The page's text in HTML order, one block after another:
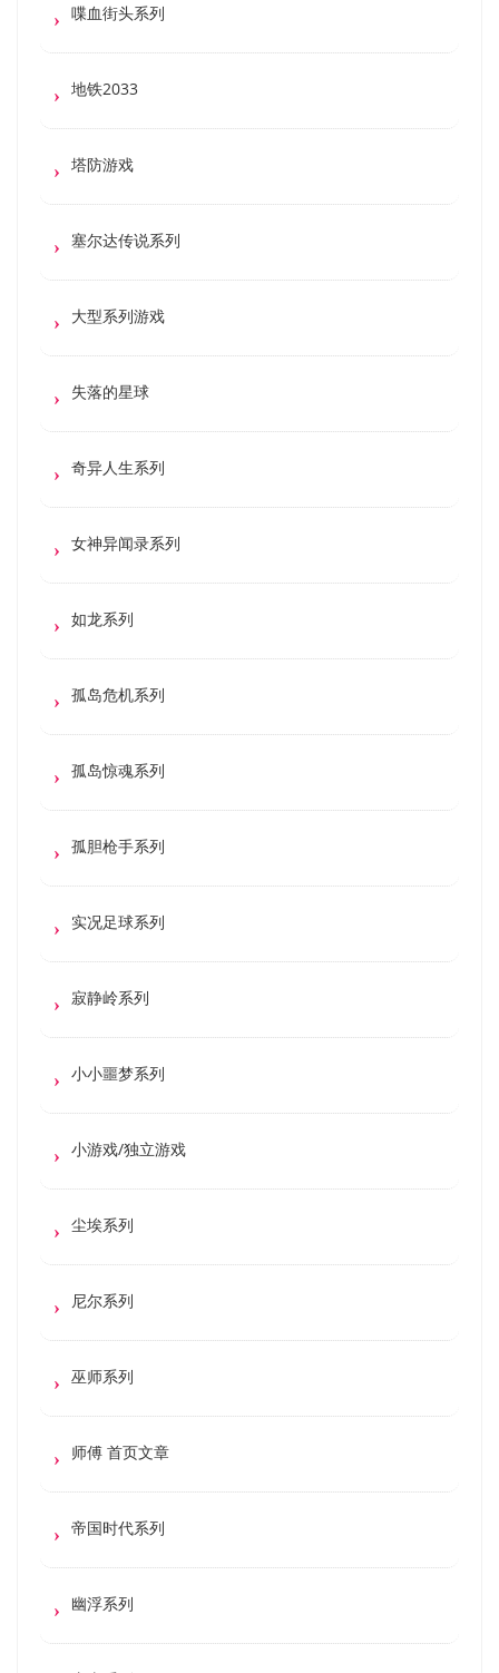
喋血街头系列
地铁2033
塔防游戏
塞尔达传说系列
大型系列游戏
失落的星球
奇异人生系列
女神异闻录系列
如龙系列
孤岛危机系列
孤岛惊魂系列
孤胆枪手系列
实况足球系列
寂静岭系列
小小噩梦系列
小游戏/独立游戏
尘埃系列
尼尔系列
巫师系列
师傅 首页文章
帝国时代系列
幽浮系列